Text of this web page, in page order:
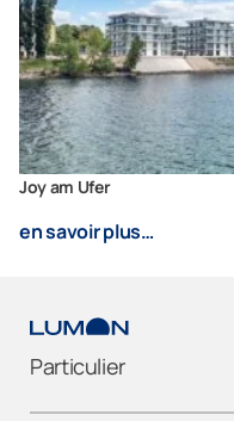
Joy am Ufer
en savoir plus…
Particulier